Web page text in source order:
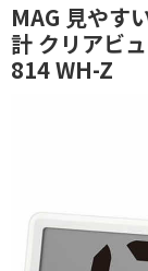
MAG 見やす
計 クリアビ
814 WH-Z